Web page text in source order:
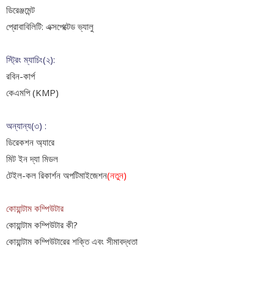
ডিরেঞ্জমেন্ট
প্রোবাবিলিটি: এক্সপেক্টেড ভ্যালু
স্ট্রিং ম্যাচিং(২):
রবিন-কার্প
কেএমপি (KMP)
অন্যান্য(৩) :
ডিরেকশন অ্যারে
মিট ইন দ্যা মিডল
টেইল-কল রিকার্শন অপটিমাইজেশন(নতুন)
কোয়ান্টাম কম্পিউটার
কোয়ান্টাম কম্পিউটার কী?
কোয়ান্টাম কম্পিউটারের শক্তি এবং সীমাবদ্ধতা